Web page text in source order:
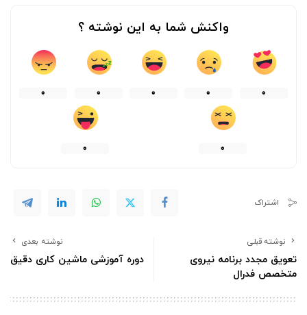
واکنش شما به این نوشته ؟
0
0
0
0
0
0
0
اشتراک
نوشته قبلی
تعویق مجدد برنامه نیروی
متخصص فدرال
نوشته بعدی
دوره آموزشی ماشین کاری دقیق